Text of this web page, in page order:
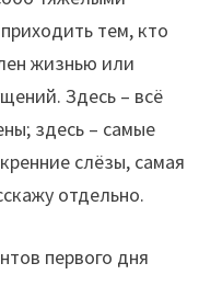
тем, кто
жизнью или
Здесь – всё
здесь – самые
слёзы, самая
отдельно.
первого дня